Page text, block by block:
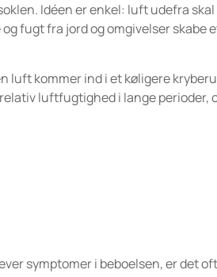
Idéen er enkel: luft udefra
fugt fra jord og omgivelser skabe
luft kommer ind i et køligere
luftfugtighed i lange perioder,
symptomer i beboelsen, er det